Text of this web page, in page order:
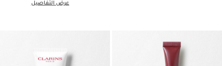
عرض التفاصيل